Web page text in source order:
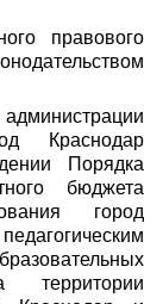
правового
Краснодар
Порядка
бюджета
город
территории